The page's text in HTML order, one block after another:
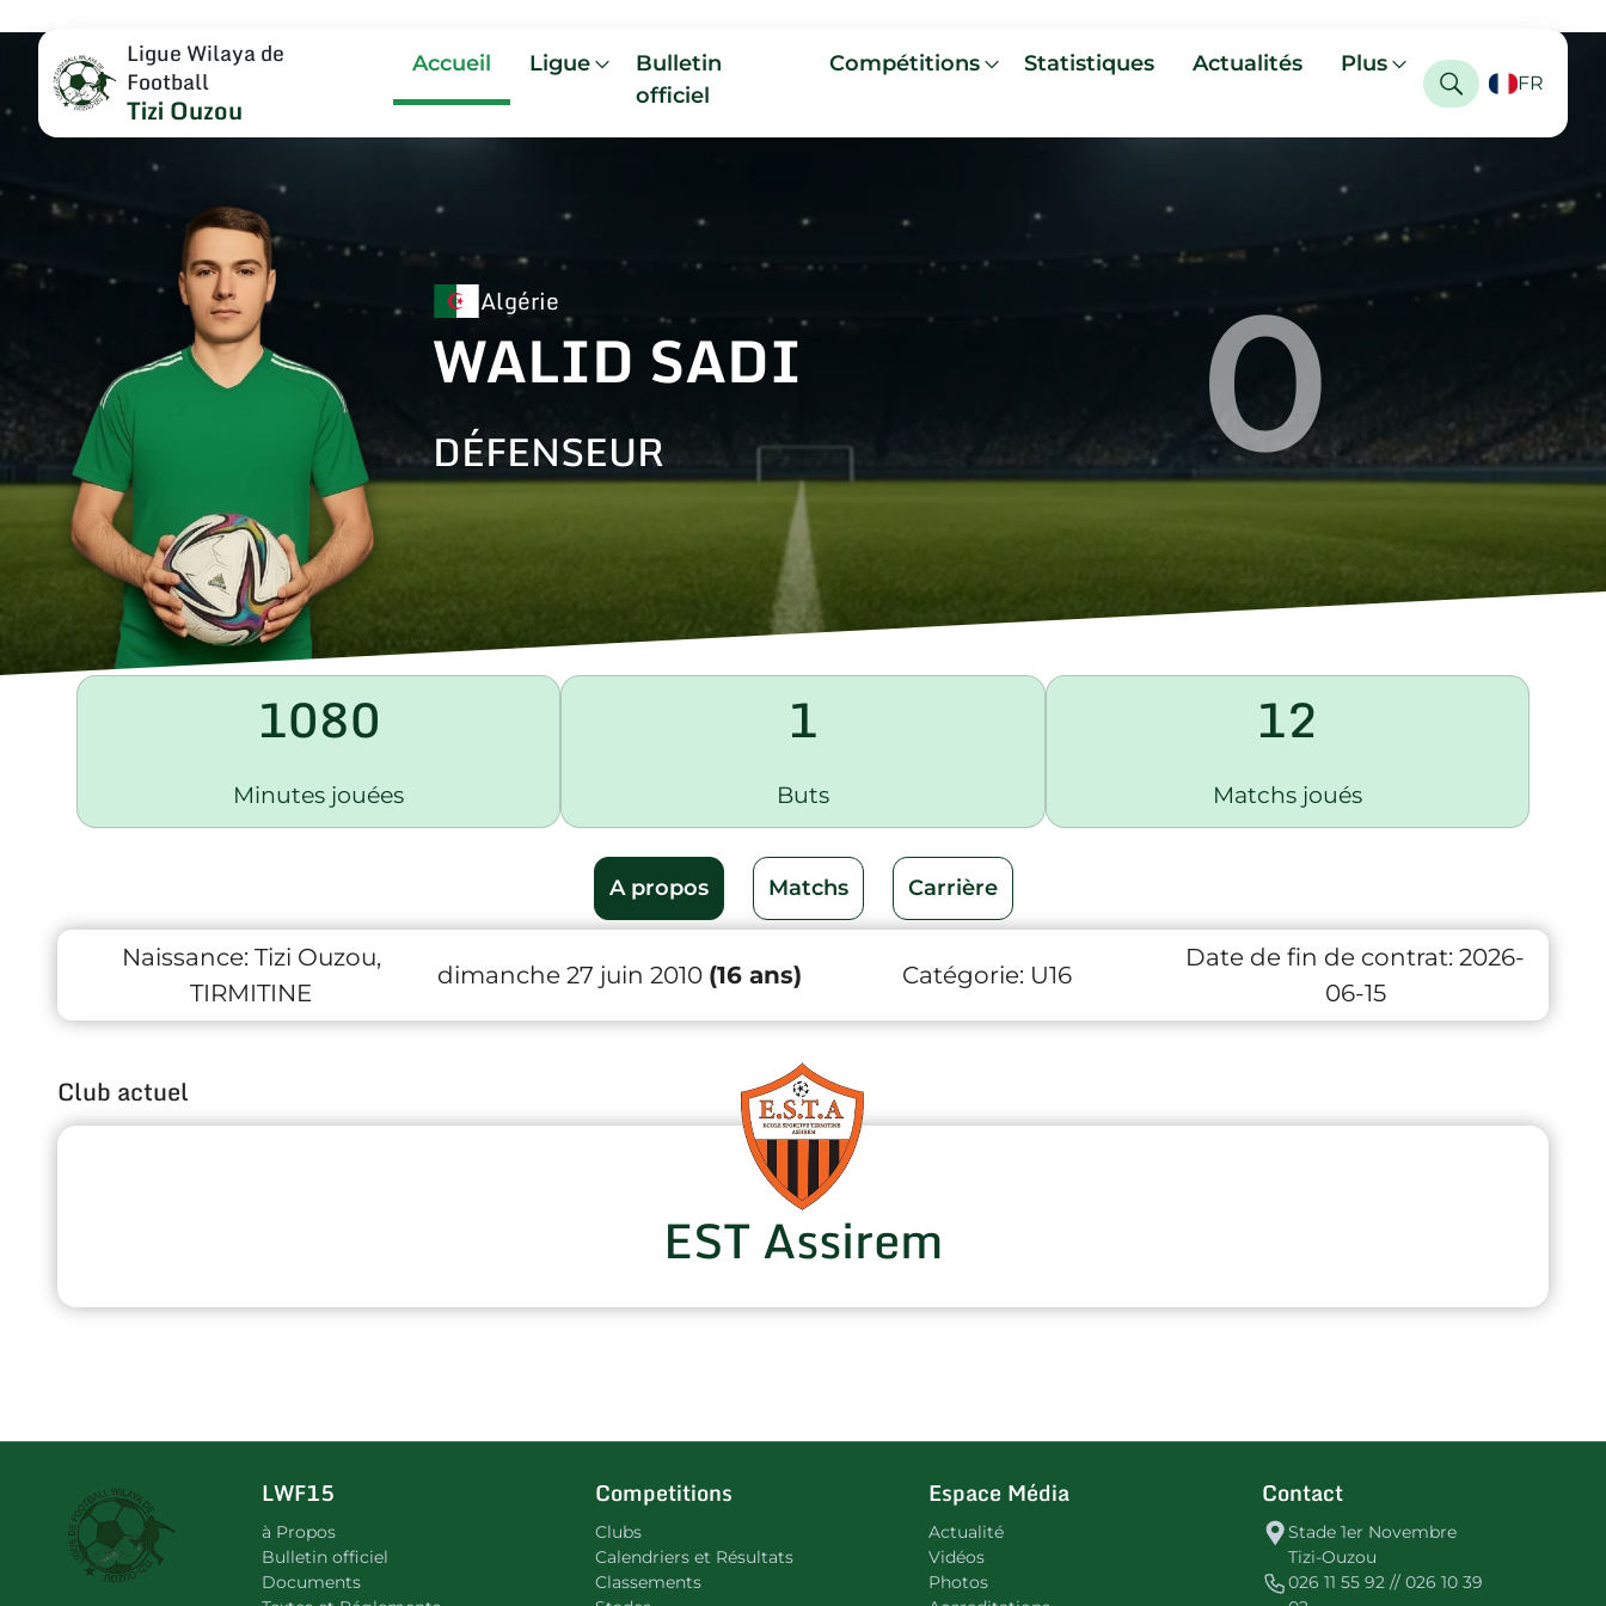
Ligue Wilaya de
Football
Tizi Ouzou
Accueil Ligue
Bulletin
officiel
Compétitions Statistiques Actualités Plus
FR
Algérie
WALID SADI
DÉFENSEUR 0
1080
Minutes jouées
1
Buts
12
Matchs joués
A propos Matchs Carrière
Naissance: Tizi Ouzou,
TIRMITINE
dimanche 27 juin 2010 (16 ans) Catégorie: U16
Date de fin de contrat: 2026-
06-15
Club actuel
EST Assirem
LWF15
à Propos
Bulletin officiel
Documents
Competitions
Clubs
Calendriers et Résultats
Classements
Espace Média
Actualité
Vidéos
Photos
Contact
Stade 1er Novembre
Tizi-Ouzou
026 11 55 92 // 026 10 39